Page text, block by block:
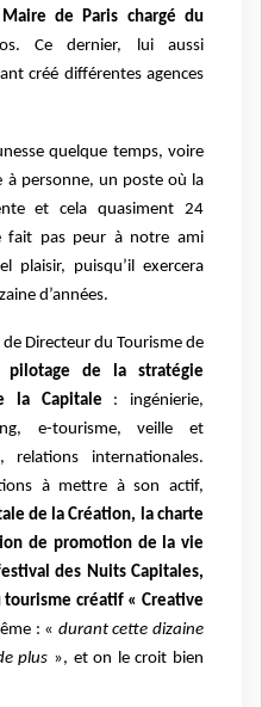
de Paris chargé du
Ce dernier, lui aussi
créé différentes agences
quelque temps, voire
à personne, un poste où la
et cela quasiment 24
fait pas peur à notre ami
plaisir, puisqu’il exercera
d’années.
Directeur du Tourisme de
pilotage de la stratégie
la Capitale : ingénierie,
e-tourisme, veille et
relations internationales.
à mettre à son actif,
de la Création, la charte
de promotion de la vie
des Nuits Capitales,
créatif « Creative
: « durant cette dizaine
plus », et on le croit bien